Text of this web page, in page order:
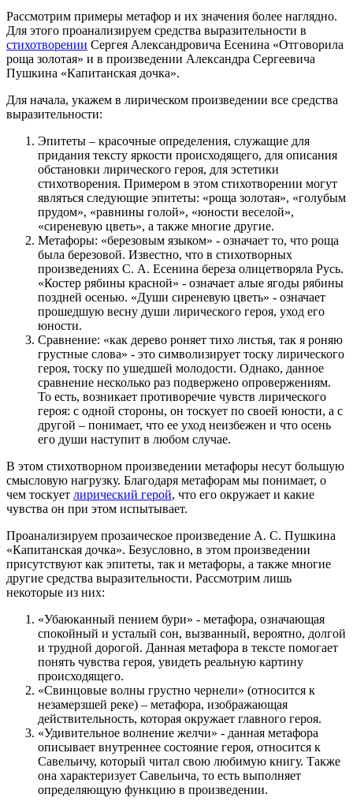
Рассмотрим примеры метафор и их значения более наглядно.
Для этого проанализируем средства выразительности в
стихотворении Сергея Александровича Есенина «Отговорила
роща золотая» и в произведении Александра Сергеевича
Пушкина «Капитанская дочка».
Для начала, укажем в лирическом произведении все средства
выразительности:
Эпитеты – красочные определения, служащие для
придания тексту яркости происходящего, для описания
обстановки лирического героя, для эстетики
стихотворения. Примером в этом стихотворении могут
являться следующие эпитеты: «роща золотая», «голубым
прудом», «равнины голой», «юности веселой»,
«сиреневую цветь», а также многие другие.
Метафоры: «березовым языком» - означает то, что роща
была березовой. Известно, что в стихотворных
произведениях С. А. Есенина береза олицетворяла Русь.
«Костер рябины красной» - означает алые ягоды рябины
поздней осенью. «Души сиреневую цветь» - означает
прошедшую весну души лирического героя, уход его
юности.
Сравнение: «как дерево роняет тихо листья, так я роняю
грустные слова» - это символизирует тоску лирического
героя, тоску по ушедшей молодости. Однако, данное
сравнение несколько раз подвержено опровержениям.
То есть, возникает противоречие чувств лирического
героя: с одной стороны, он тоскует по своей юности, а с
другой – понимает, что ее уход неизбежен и что осень
его души наступит в любом случае.
В этом стихотворном произведении метафоры несут большую
смысловую нагрузку. Благодаря метафорам мы понимает, о
чем тоскует лирический герой, что его окружает и какие
чувства он при этом испытывает.
Проанализируем прозаическое произведение А. С. Пушкина
«Капитанская дочка». Безусловно, в этом произведении
присутствуют как эпитеты, так и метафоры, а также многие
другие средства выразительности. Рассмотрим лишь
некоторые из них:
«Убаюканный пением бури» - метафора, означающая
спокойный и усталый сон, вызванный, вероятно, долгой
и трудной дорогой. Данная метафора в тексте помогает
понять чувства героя, увидеть реальную картину
происходящего.
«Свинцовые волны грустно чернели» (относится к
незамерзшей реке) – метафора, изображающая
действительность, которая окружает главного героя.
«Удивительное волнение желчи» - данная метафора
описывает внутреннее состояние героя, относится к
Савельичу, который читал свою любимую книгу. Также
она характеризует Савельича, то есть выполняет
определяющую функцию в произведении.